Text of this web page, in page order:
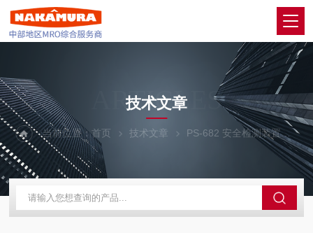
ARTICLES
技术文章
当前位置：首页 技术文章 PS-682 安全检测装置的特点